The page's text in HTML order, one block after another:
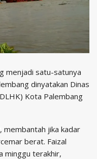
menjadi satu-satunya
dinyatakan Dinas
Kota Palembang
membantah jika kadar
berat. Faizal
minggu terakhir,